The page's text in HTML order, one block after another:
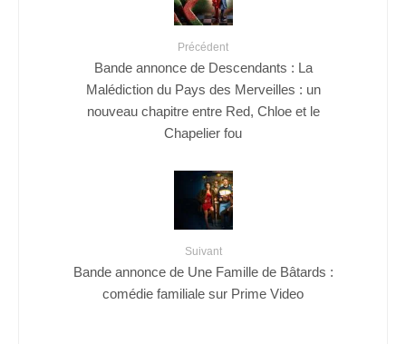
Précédent
Bande annonce de Descendants : La
Malédiction du Pays des Merveilles : un
nouveau chapitre entre Red, Chloe et le
Chapelier fou
Suivant
Bande annonce de Une Famille de Bâtards :
comédie familiale sur Prime Video